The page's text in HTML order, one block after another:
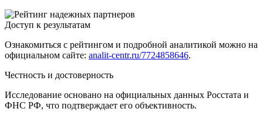
Доступ к результатам
Ознакомиться с рейтингом и подробной аналитикой можно на
официальном сайте: analit-centr.ru/7724858646.
Честность и достоверность
Исследование основано на официальных данных Росстата и
ФНС РФ, что подтверждает его объективность.